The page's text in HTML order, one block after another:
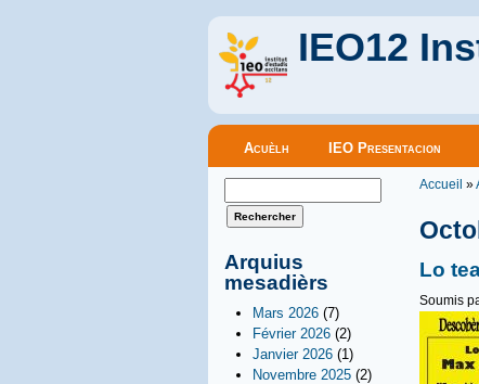
IEO12
Menu principal
Acuèlh IEO Presentacion
Formulaire de recherche
Arquius
mesadièrs
Mars 2026 (7)
Février 2026 (2)
Janvier 2026 (1)
Novembre 2025 (2)
Vous
Accueil »
Lo
Soumis